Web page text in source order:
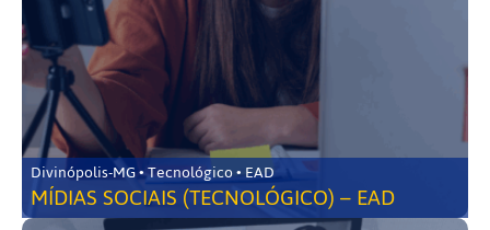
Divinópolis-MG • Tecnológico • EAD
MÍDIAS SOCIAIS (TECNOLÓGICO) – EAD